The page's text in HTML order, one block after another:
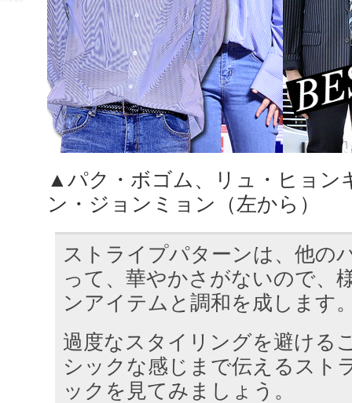
▲パク・ボゴム、リュ・ヒョン
ン・ジョンミョン（左から）
ストライプパターンは、他の
って、華やかさがないので、
ンアイテムと調和を成します
過度なスタイリングを避ける
シックな感じまで伝えるスト
ックを見てみましょう。